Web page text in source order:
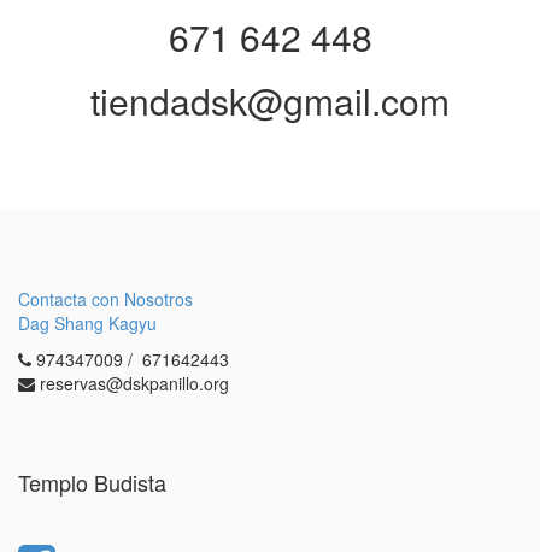
671 642 448
tiendadsk@gmail.com
Contacta con Nosotros
Dag Shang Kagyu
974347009 / 671642443
reservas@dskpanillo.org
Templo Budista